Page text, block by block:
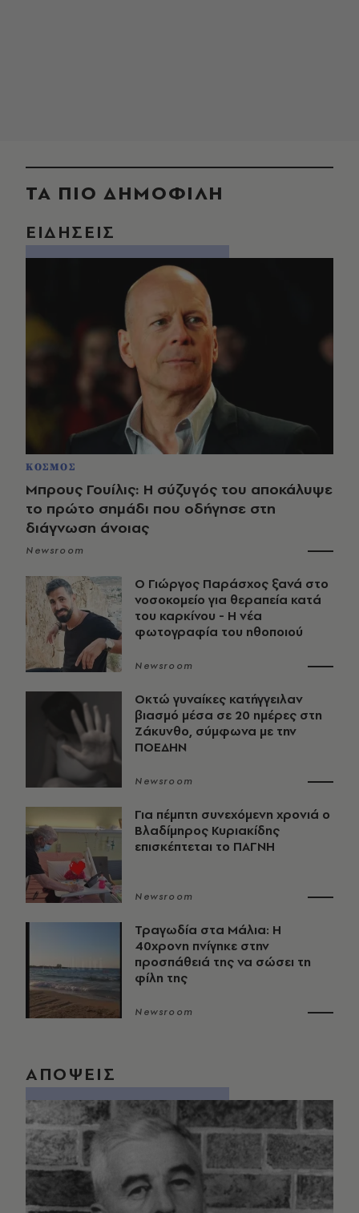
ΤΑ ΠΙΟ ΔΗΜΟΦΙΛΗ
ΕΙΔΗΣΕΙΣ
ΚΟΣΜΟΣ
Μπρους Γουίλις: Η σύζυγός του αποκάλυψε
το πρώτο σημάδι που οδήγησε στη
διάγνωση άνοιας
Newsroom
O Γιώργος Παράσχος ξανά στο
νοσοκομείο για θεραπεία κατά
του καρκίνου - Η νέα
φωτογραφία του ηθοποιού
Newsroom
Οκτώ γυναίκες κατήγγειλαν
βιασμό μέσα σε 20 ημέρες στη
Ζάκυνθο, σύμφωνα με την
ΠΟΕΔΗΝ
Newsroom
Για πέμπτη συνεχόμενη χρονιά ο
Βλαδίμηρος Κυριακίδης
επισκέπτεται το ΠΑΓΝΗ
Newsroom
Τραγωδία στα Μάλια: Η
40χρονη πνίγηκε στην
προσπάθειά της να σώσει τη
φίλη της
Newsroom
ΑΠΟΨΕΙΣ